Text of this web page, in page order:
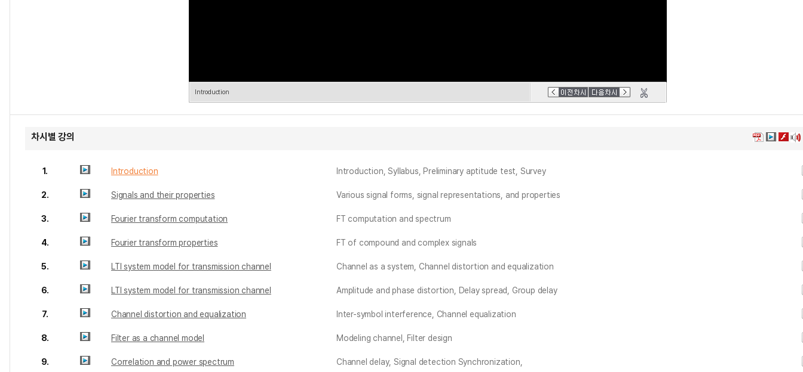
Introduction
차시별 강의
1. Introduction Introduction, Syllabus, Preliminary aptitude test, Survey
2. Signals and their properties Various signal forms, signal representations, and properties
3. Fourier transform computation FT computation and spectrum
4. Fourier transform properties FT of compound and complex signals
5. LTI system model for transmission channel Channel as a system, Channel distortion and equalization
6. LTI system model for transmission channel Amplitude and phase distortion, Delay spread, Group delay
7. Channel distortion and equalization Inter-symbol interference, Channel equalization
8. Filter as a channel model Modeling channel, Filter design
9. Correlation and power spectrum Channel delay, Signal detection Synchronization,